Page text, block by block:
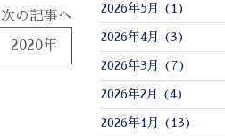
次の記事へ
2020年
2026年5月 (1)
2026年4月 (3)
2026年3月 (7)
2026年2月 (4)
2026年1月 (13)